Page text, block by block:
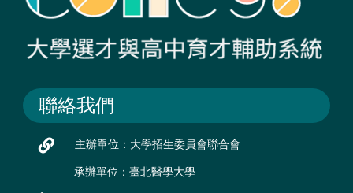
聯絡我們
主辦單位：大學招生委員會聯合會
承辦單位：臺北醫學大學